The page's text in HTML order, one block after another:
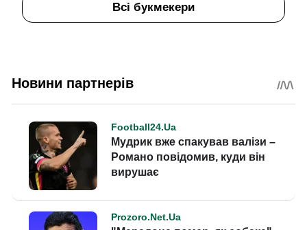
Всі букмекери